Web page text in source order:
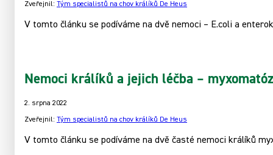
Zveřejnil: Tým specialistů na chov králíků De Heus
V tomto článku se podíváme na dvě nemoci – E.coli a
Nemoci králíků a jejich léčba –
2. srpna 2022
Zveřejnil: Tým specialistů na chov králíků De Heus
V tomto článku se podíváme na dvě časté nemoci králíků